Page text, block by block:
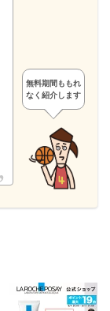
無料期間ももれ
なく紹介します